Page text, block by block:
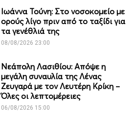
Ιωάννα Τούνη: Στο νοσοκομείο με
ορούς λίγο πριν από το ταξίδι για
τα γενέθλιά της
08/08/2026 23:00
Νεάπολη Λασιθίου: Απόψε η
μεγάλη συναυλία της Λένας
Ζευγαρά με τον Λευτέρη Κρίκη –
Όλες οι λεπτομέρειες
06/08/2026 15:00